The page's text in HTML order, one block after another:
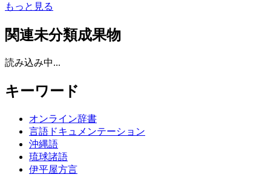
もっと見る
関連未分類成果物
読み込み中...
キーワード
オンライン辞書
言語ドキュメンテーション
沖縄語
琉球諸語
伊平屋方言